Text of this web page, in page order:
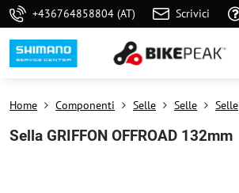
+436764858804 (AT) Scrivici
Home Componenti Selle Selle Selle
Sella GRIFFON OFFROAD 132mm